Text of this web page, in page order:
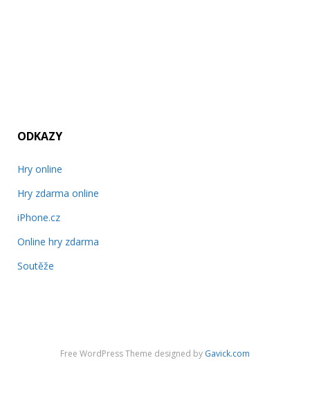
ODKAZY
Hry online
Hry zdarma online
iPhone.cz
Online hry zdarma
Soutěže
Free WordPress Theme designed by Gavick.com